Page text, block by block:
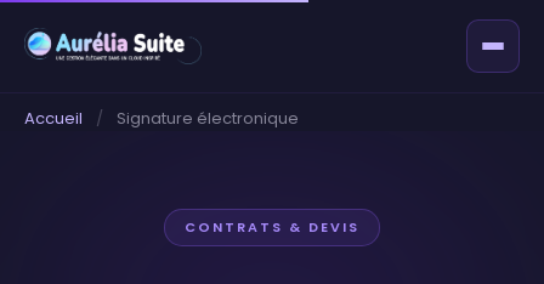
Accueil / Signature électronique
CONTRATS & DEVIS